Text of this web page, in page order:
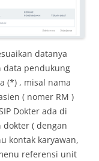
datanya
data pendukung
(*) , misal nama
( nomer RM )
Dokter ada di
dokter ( dengan
kontak karyawan,
referensi unit